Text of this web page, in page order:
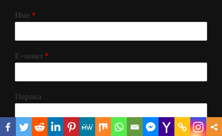
Име *
Е-маил *
Порака